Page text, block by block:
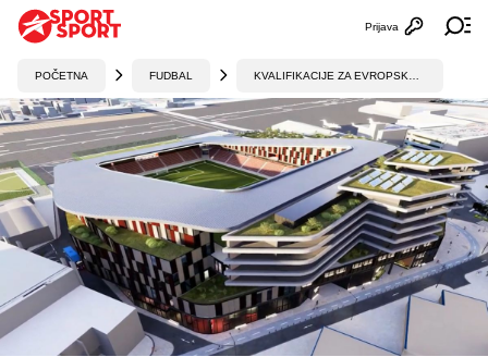
Otvori
Prijava
POČETNA FUDBAL